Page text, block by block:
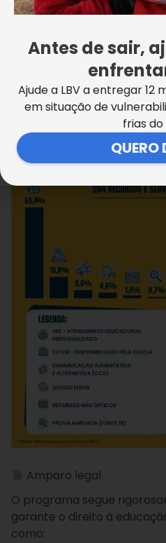
com relatório de
Na Creche e Educação
precoce é muito bem-
documentação médica,
habilidades essenciais
Amparo legal
O programa segue
garante o direito à
como:
Antes de sair,
Ajude a LBV a entregar
em situação de
frias
QUERO